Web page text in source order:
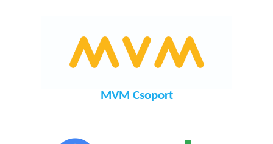
MVM Csoport